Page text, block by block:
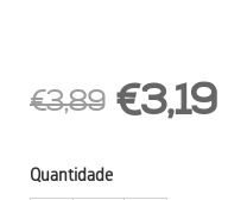
€3,89 €3,19
Quantidade